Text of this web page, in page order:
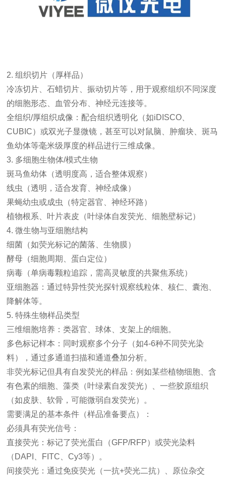
2. 组织切片（厚样品）
冷冻切片、石蜡切片、振动切片等，用于观察组织不同深度
的细胞形态、血管分布、神经元连接等。
全组织/厚组织成像：配合组织透明化（如iDISCO、
CUBIC）或双光子显微镜，甚至可以对鼠脑、肿瘤块、斑马
鱼幼体等毫米级厚度的样品进行三维成像。
3. 多细胞生物体/模式生物
斑马鱼幼体（透明度高，适合整体观察）
线虫（透明，适合发育、神经成像）
果蝇幼虫或成虫（特定器官、神经环路）
植物根系、叶片表皮（叶绿体自发荧光、细胞壁标记）
4. 微生物与亚细胞结构
细菌（如荧光标记的菌落、生物膜）
酵母（细胞周期、蛋白定位）
病毒（单病毒颗粒追踪，需高灵敏度的共聚焦系统）
亚细胞器：通过特异性荧光探针观察线粒体、核仁、囊泡、
降解体等。
5. 特殊生物样品类型
三维细胞培养：类器官、球体、支架上的细胞。
多色标记样本：同时观察多个分子（如4-6种不同荧光染
料），通过多通道扫描和通道叠加分析。
非荧光标记但具有自发荧光的样品：例如某些植物细胞、含
有色素的细胞、藻类（叶绿素自发荧光）、一些胶原组织
（如皮肤、软骨，可能微弱自发荧光）。
需要满足的基本条件（样品准备要点）：
必须具有荧光信号：
直接荧光：标记了荧光蛋白（GFP/RFP）或荧光染料
（DAPI、FITC、Cy3等）。
间接荧光：通过免疫荧光（一抗+荧光二抗）、原位杂交